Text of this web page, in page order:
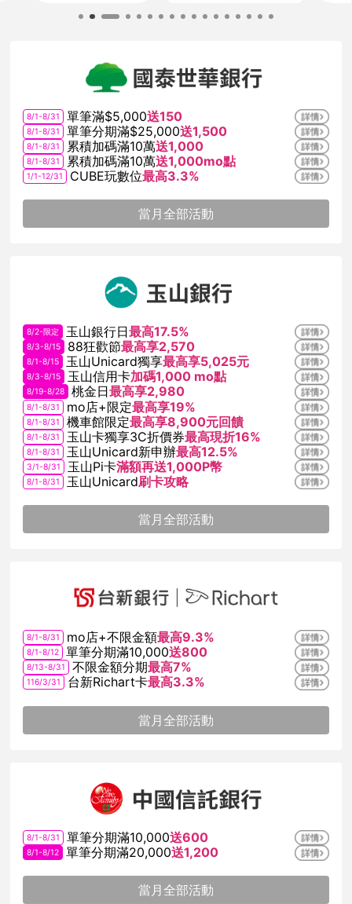
8/1-8/31 單筆滿$5,000送150
8/1-8/31 單筆分期滿$25,000送1,500
8/1-8/31 累積加碼滿10萬送1,000
8/1-8/31 累積加碼滿10萬送1,000mo點
1/1-12/31 CUBE玩數位最高3.3%
當月全部活動
8/2-限定 玉山銀行日最高17.5%
8/3-8/15 88狂歡節最高享2,570
8/1-8/15 玉山Unicard獨享最高享5,025元
8/3-8/15 玉山信用卡加碼1,000 mo點
8/19-8/28 桃金日最高享2,980
8/1-8/31 mo店+限定最高享19%
8/1-8/31 機車館限定最高享8,900元回饋
8/1-8/31 玉山卡獨享3C折價券最高現折16%
8/1-8/31 玉山Unicard新申辦最高12.5%
3/1-8/31 玉山Pi卡滿額再送1,000P幣
8/1-8/31 玉山Unicard刷卡攻略
當月全部活動
8/1-8/31 mo店+不限金額最高9.3%
8/1-8/12 單筆分期滿10,000送800
8/13-8/31 不限金額分期最高7%
116/3/31 台新Richart卡最高3.3%
當月全部活動
8/1-8/31 單筆分期滿10,000送600
8/1-8/12 單筆分期滿20,000送1,200
當月全部活動